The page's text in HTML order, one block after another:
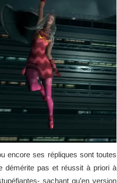
encore ses répliques sont toutes
démérite pas et réussit à priori à
sachant qu’en version